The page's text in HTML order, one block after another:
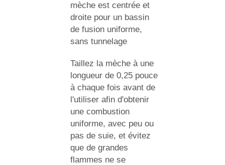
mèche est centrée et
droite pour un bassin
de fusion uniforme,
sans tunnelage
Taillez la mèche à une
longueur de 0,25 pouce
à chaque fois avant de
l'utiliser afin d'obtenir
une combustion
uniforme, avec peu ou
pas de suie, et évitez
que de grandes
flammes ne se